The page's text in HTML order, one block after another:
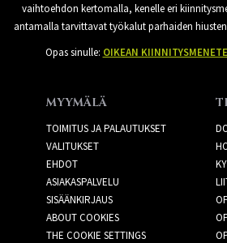
vaihtoehdon kertomalla, kenelle eri
antamalla tarvittavat työkalut parhaiden
Opas sinulle: OIKEAN
MYYMÄLÄ
TOIMITUS JA PALAUTUKSET
VALITUKSET
EHDOT
ASIAKASPALVELU
SISÄÄNKIRJAUS
ABOUT COOKIES
THE COOKIE SETTINGS